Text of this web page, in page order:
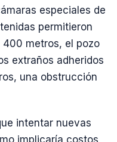
especiales de
permitieron
metros, el pozo
extraños adheridos
una obstrucción
intentar nuevas
implicaría costos